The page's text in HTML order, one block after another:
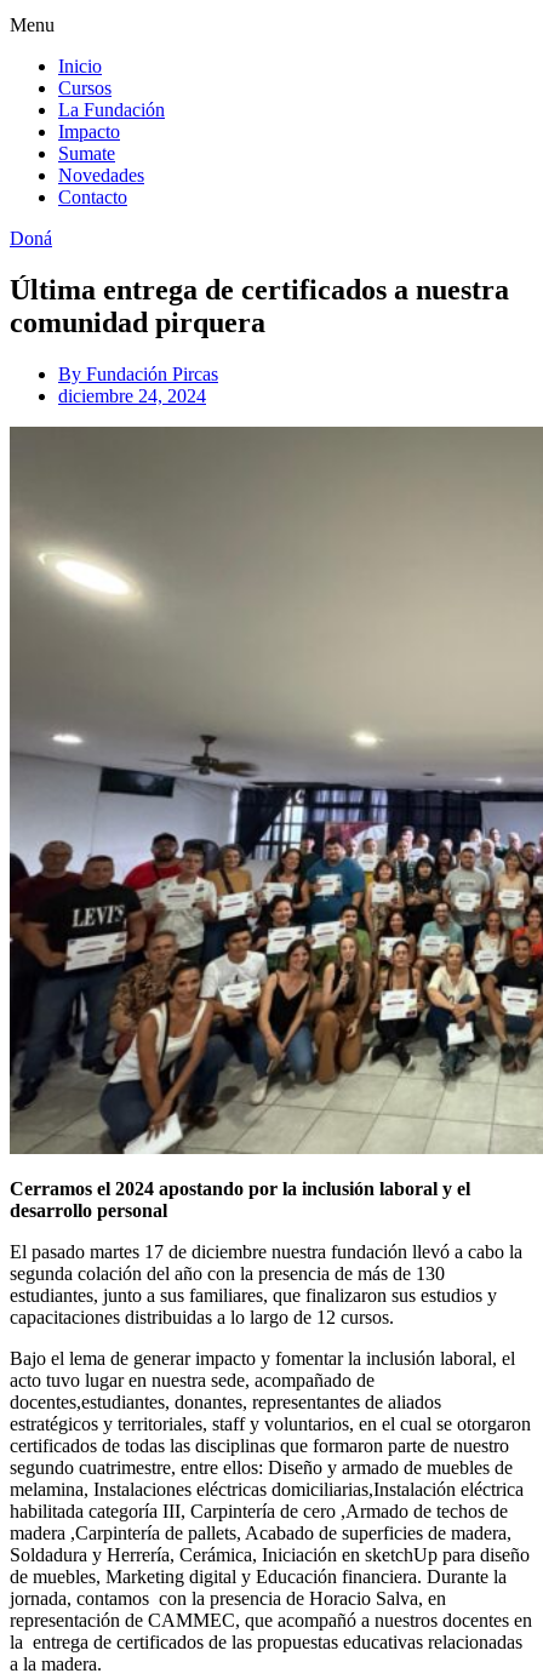
Menu
Inicio
Cursos
La Fundación
Impacto
Sumate
Novedades
Contacto
Doná
Última entrega de certificados a nuestra
comunidad pirquera
By Fundación Pircas
diciembre 24, 2024
Cerramos el 2024 apostando por la inclusión laboral y el
desarrollo personal
El pasado martes 17 de diciembre nuestra fundación llevó a cabo la
segunda colación del año con la presencia de más de 130
estudiantes, junto a sus familiares, que finalizaron sus estudios y
capacitaciones distribuidas a lo largo de 12 cursos.
Bajo el lema de generar impacto y fomentar la inclusión laboral, el
acto tuvo lugar en nuestra sede, acompañado de
docentes,estudiantes, donantes, representantes de aliados
estratégicos y territoriales, staff y voluntarios, en el cual se otorgaron
certificados de todas las disciplinas que formaron parte de nuestro
segundo cuatrimestre, entre ellos: Diseño y armado de muebles de
melamina, Instalaciones eléctricas domiciliarias,Instalación eléctrica
habilitada categoría III, Carpintería de cero ,Armado de techos de
madera ,Carpintería de pallets, Acabado de superficies de madera,
Soldadura y Herrería, Cerámica, Iniciación en sketchUp para diseño
de muebles, Marketing digital y Educación financiera. Durante la
jornada, contamos con la presencia de Horacio Salva, en
representación de CAMMEC, que acompañó a nuestros docentes en
la entrega de certificados de las propuestas educativas relacionadas
a la madera.